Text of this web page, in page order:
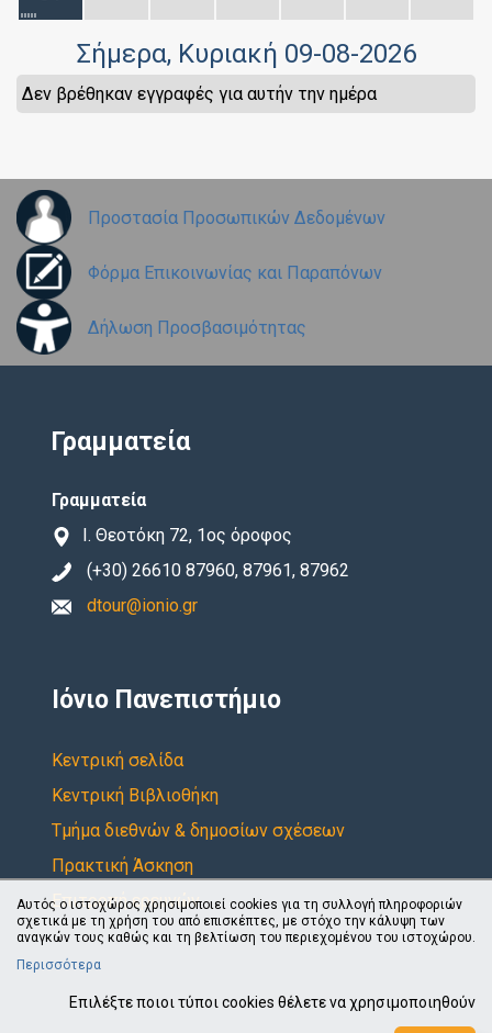
Σήμερα, Κυριακή 09-08-2026
Δεν βρέθηκαν εγγραφές για αυτήν την ημέρα
Προστασία Προσωπικών Δεδομένων
Φόρμα Επικοινωνίας και Παραπόνων
Δήλωση Προσβασιμότητας
Γραμματεία
Γραμματεία
Ι. Θεοτόκη 72, 1ος όροφος
(+30) 26610 87960, 87961, 87962
dtour@ionio.gr
Ιόνιο Πανεπιστήμιο
Κεντρική σελίδα
Κεντρική Βιβλιοθήκη
Τμήμα διεθνών & δημοσίων σχέσεων
Πρακτική Άσκηση
Επιτροπή ερευνών
Αυτός ο ιστοχώρος χρησιμοποιεί cookies για τη συλλογή πληροφοριών
σχετικά με τη χρήση του από επισκέπτες, με στόχο την κάλυψη των
αναγκών τους καθώς και τη βελτίωση του περιεχομένου του ιστοχώρου.
Περισσότερα
Επιλέξτε ποιοι τύποι cookies θέλετε να χρησιμοποιηθούν